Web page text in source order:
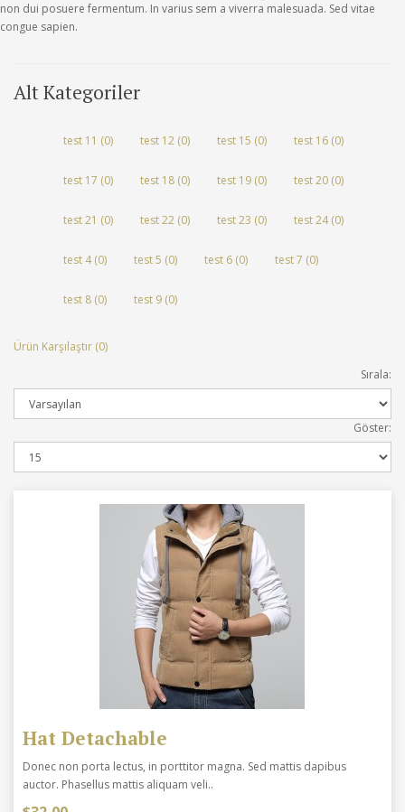
non dui posuere fermentum. In varius sem a viverra malesuada. Sed vitae
congue sapien.
Alt Kategoriler
test 11 (0) test 12 (0) test 15 (0) test 16 (0)
test 17 (0) test 18 (0) test 19 (0) test 20 (0)
test 21 (0) test 22 (0) test 23 (0) test 24 (0)
test 4 (0) test 5 (0) test 6 (0) test 7 (0)
test 8 (0) test 9 (0)
Ürün Karşılaştır (0)
Sırala:
Göster:
Hat Detachable
Donec non porta lectus, in porttitor magna. Sed mattis dapibus
auctor. Phasellus mattis aliquam veli..